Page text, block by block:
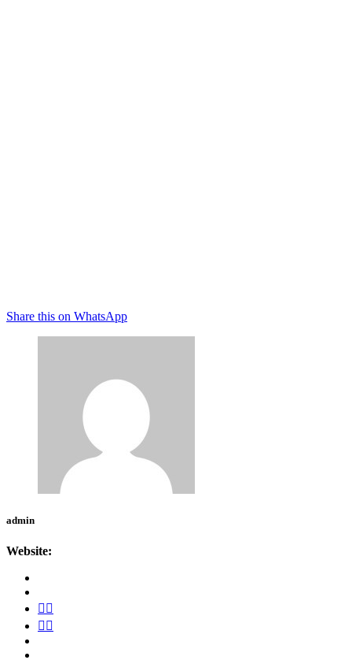
Share this on WhatsApp
admin
Website: